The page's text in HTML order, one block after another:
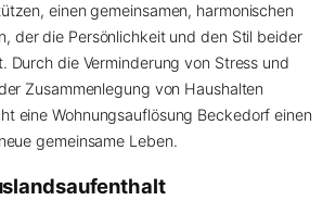
einen gemeinsamen, harmonischen
der die Persönlichkeit und den Stil beider
Durch die Verminderung von Stress und
Zusammenlegung von Haushalten
eine Wohnungsauflösung Beckedorf einen
gemeinsame Leben.